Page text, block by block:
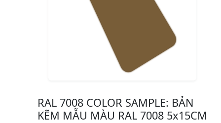
RAL 7008 COLOR SAMPLE: BẢN
KẼM MẪU MÀU RAL 7008 5x15CM